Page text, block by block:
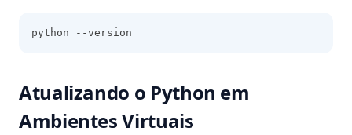
python --version
Atualizando o Python em
Ambientes Virtuais